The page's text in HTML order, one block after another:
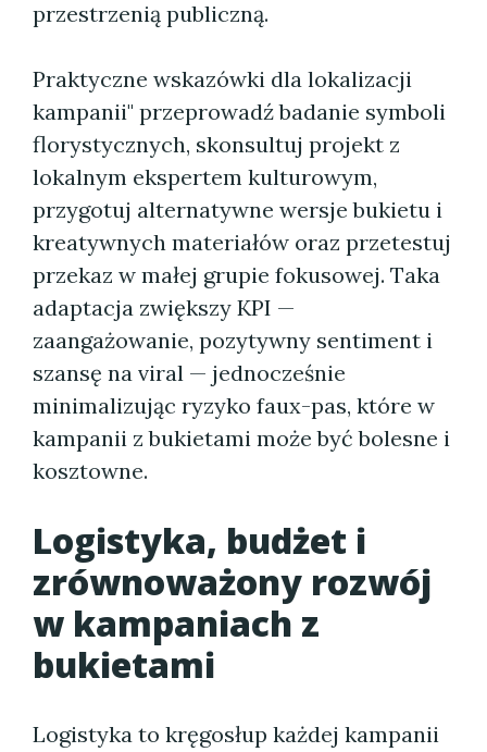
przestrzenią publiczną.
Praktyczne wskazówki dla lokalizacji
kampanii" przeprowadź badanie symboli
florystycznych, skonsultuj projekt z
lokalnym ekspertem kulturowym,
przygotuj alternatywne wersje bukietu i
kreatywnych materiałów oraz przetestuj
przekaz w małej grupie fokusowej. Taka
adaptacja zwiększy KPI —
zaangażowanie, pozytywny sentiment i
szansę na viral — jednocześnie
minimalizując ryzyko faux-pas, które w
kampanii z bukietami może być bolesne i
kosztowne.
Logistyka, budżet i
zrównoważony rozwój
w kampaniach z
bukietami
Logistyka to kręgosłup każdej kampanii